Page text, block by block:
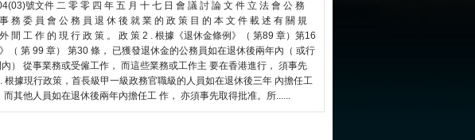
號文件 二 零 零 四 年 五 月 十 七 日 會 議 討 論 文 件 立 法 會 公 務
務 委 員 會 公 務 員 退 休 後 就 業 的 政 策 目 的 本 文 件 載 述 有 關 規
間 工 作 的 現 行 政 策 。 政 策 2 . 根據《退休金條例》（ 第89 章）第16
（ 第 99 章） 第30 條， 已獲發退休金的公務員如在退休後兩年內（ 或行
） 從事業務或受僱工作， 而這些業務或工作主 要在香港進行， 須事先
根據現行政策，首長級甲一級政務官職級的人員如在退休後三年 內擔任工
其他人員如在退休後兩年內擔任工 作， 亦須事先取得批准。所......